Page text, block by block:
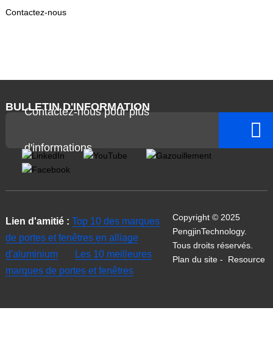
Contactez-nous
BULLETIN D'INFORMATION
Contactez-nous pour plus
d'informations
Lien d'amitié : Top 10 des marques
de portes et fenêtres en alliage
d'aluminium
Les 10 meilleures
marques de portes et fenêtres
Copyright © 2025
PengjinTechnology.
Tous droits réservés.
Plan du site- Resource